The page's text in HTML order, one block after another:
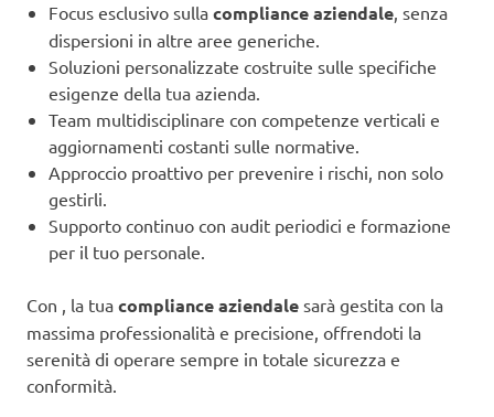
Focus esclusivo sulla compliance aziendale, senza
dispersioni in altre aree generiche.
Soluzioni personalizzate costruite sulle specifiche
esigenze della tua azienda.
Team multidisciplinare con competenze verticali e
aggiornamenti costanti sulle normative.
Approccio proattivo per prevenire i rischi, non solo
gestirli.
Supporto continuo con audit periodici e formazione
per il tuo personale.
Con , la tua compliance aziendale sarà gestita con la
massima professionalità e precisione, offrendoti la
serenità di operare sempre in totale sicurezza e
conformità.